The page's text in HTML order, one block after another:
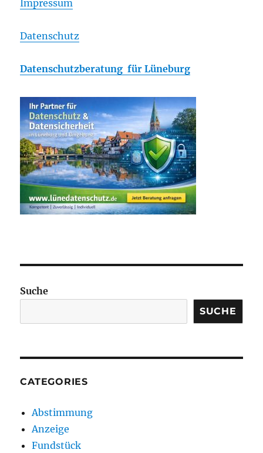
Impressum
Datenschutz
Datenschutzberatung für Lüneburg
Suche
SUCHE
CATEGORIES
Abstimmung
Anzeige
Fundstück